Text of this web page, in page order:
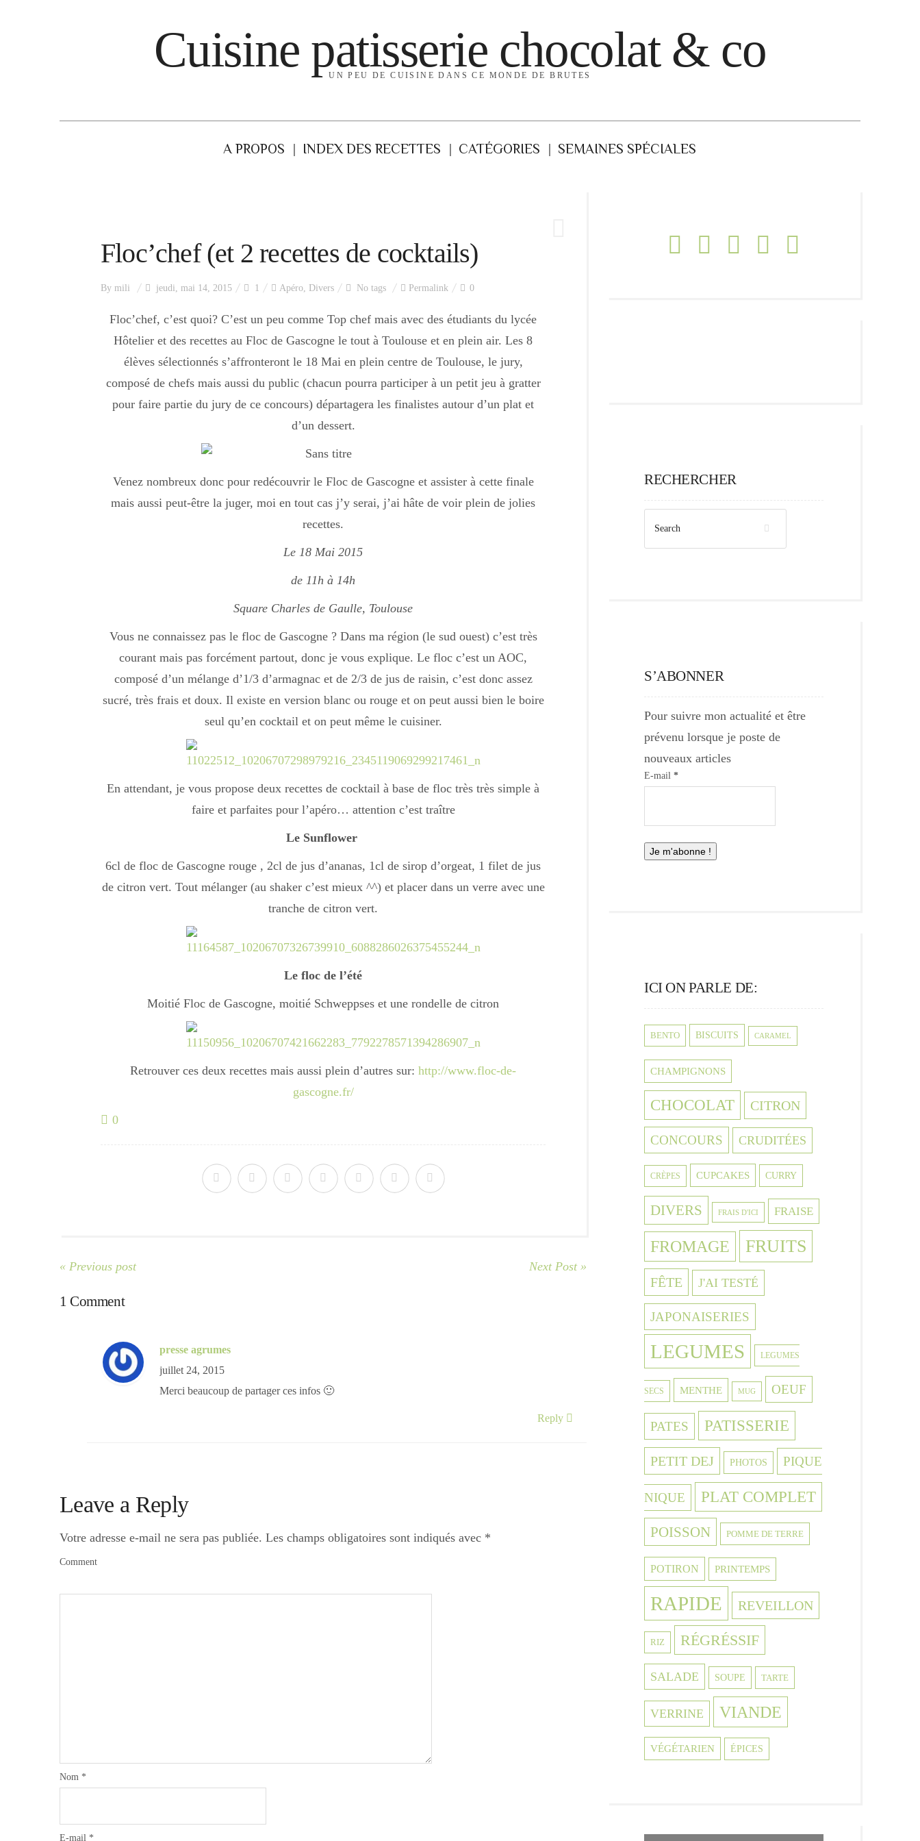
Cuisine patisserie chocolat & co
UN PEU DE CUISINE DANS CE MONDE DE BRUTES
A PROPOS INDEX DES RECETTES CATÉGORIES SEMAINES SPÉCIALES
Floc’chef (et 2 recettes de cocktails)
By mili jeudi, mai 14, 2015 1 Apéro, Divers No tags Permalink 0
Floc’chef, c’est quoi? C’est un peu comme Top chef mais avec des étudiants du lycée
Hôtelier et des recettes au Floc de Gascogne le tout à Toulouse et en plein air. Les 8
élèves sélectionnés s’affronteront le 18 Mai en plein centre de Toulouse, le jury,
composé de chefs mais aussi du public (chacun pourra participer à un petit jeu à gratter
pour faire partie du jury de ce concours) départagera les finalistes autour d’un plat et
d’un dessert.
Venez nombreux donc pour redécouvrir le Floc de Gascogne et assister à cette finale
mais aussi peut-être la juger, moi en tout cas j’y serai, j’ai hâte de voir plein de jolies
recettes.
Le 18 Mai 2015
de 11h à 14h
Square Charles de Gaulle, Toulouse
Vous ne connaissez pas le floc de Gascogne ? Dans ma région (le sud ouest) c’est très
courant mais pas forcément partout, donc je vous explique. Le floc c’est un AOC,
composé d’un mélange d’1/3 d’armagnac et de 2/3 de jus de raisin, c’est donc assez
sucré, très frais et doux. Il existe en version blanc ou rouge et on peut aussi bien le boire
seul qu’en cocktail et on peut même le cuisiner.
En attendant, je vous propose deux recettes de cocktail à base de floc très très simple à
faire et parfaites pour l’apéro… attention c’est traître
Le Sunflower
6cl de floc de Gascogne rouge , 2cl de jus d’ananas, 1cl de sirop d’orgeat, 1 filet de jus
de citron vert. Tout mélanger (au shaker c’est mieux ^^) et placer dans un verre avec une
tranche de citron vert.
Le floc de l’été
Moitié Floc de Gascogne, moitié Schweppses et une rondelle de citron
Retrouver ces deux recettes mais aussi plein d’autres sur: http://www.floc-de-
gascogne.fr/
0
« Previous post Next Post »
1 Comment
presse agrumes
juillet 24, 2015
Merci beaucoup de partager ces infos 🙂
Reply
Leave a Reply
Votre adresse e-mail ne sera pas publiée. Les champs obligatoires sont indiqués avec *
Comment
Nom *
E-mail *
RECHERCHER
S’ABONNER
Pour suivre mon actualité et être
prévenu lorsque je poste de
nouveaux articles
E-mail *
ICI ON PARLE DE:
BENTO BISCUITS CARAMEL
CHAMPIGNONS
CHOCOLAT CITRON
CONCOURS CRUDITÉES
CRÈPES CUPCAKES CURRY
DIVERS FRAIS D'ICI FRAISE
FROMAGE FRUITS
FÊTE J'AI TESTÉ
JAPONAISERIES
LEGUMES LEGUMES
SECS MENTHE MUG OEUF
PATES PATISSERIE
PETIT DEJ PHOTOS PIQUE
NIQUE PLAT COMPLET
POISSON POMME DE TERRE
POTIRON PRINTEMPS
RAPIDE REVEILLON
RIZ RÉGRÉSSIF
SALADE SOUPE TARTE
VERRINE VIANDE
VÉGÉTARIEN ÉPICES